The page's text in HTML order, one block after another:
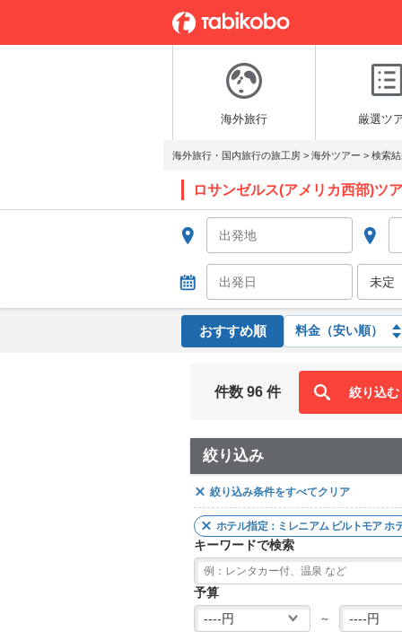
海外旅行 厳選ツ
海外旅行・国内旅行の旅工房 > 海外ツアー > 検索
ロサンゼルス(アメリカ西部)ツ
おすすめ順
絞り込み
絞り込み条件をすべてクリア
ホテル指定：ミレニアム ビルトモア ホテル ロサ
キーワードで検索
予算
～
件数 96 件 絞り込む